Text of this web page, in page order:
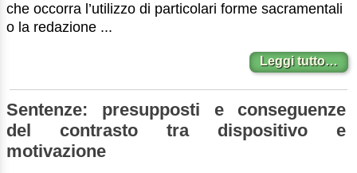
che occorra l’utilizzo di particolari forme sacramentali
o la redazione ...
Leggi tutto…
Sentenze: presupposti e conseguenze
del contrasto tra dispositivo e
motivazione